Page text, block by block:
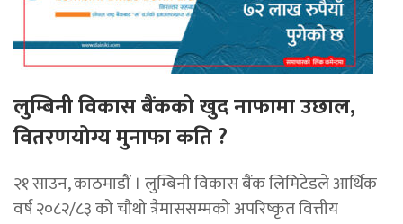
लुम्बिनी विकास बैंकको खुद नाफामा उछाल,
वितरणयोग्य मुनाफा कति ?
२१ साउन, काठमाडौं । लुम्बिनी विकास बैंक लिमिटेडले आर्थिक
वर्ष २०८२/८३ को चौथो त्रैमाससम्मको अपरिष्कृत वित्तीय